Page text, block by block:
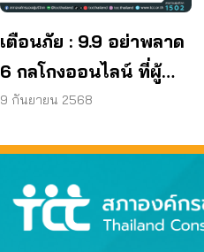
เตือนภัย : 9.9 อย่าพลาด
6 กลโกงออนไลน์ ที่ผู้
บริโภคโดนหลอกบ่อย
9 กันยายน 2568